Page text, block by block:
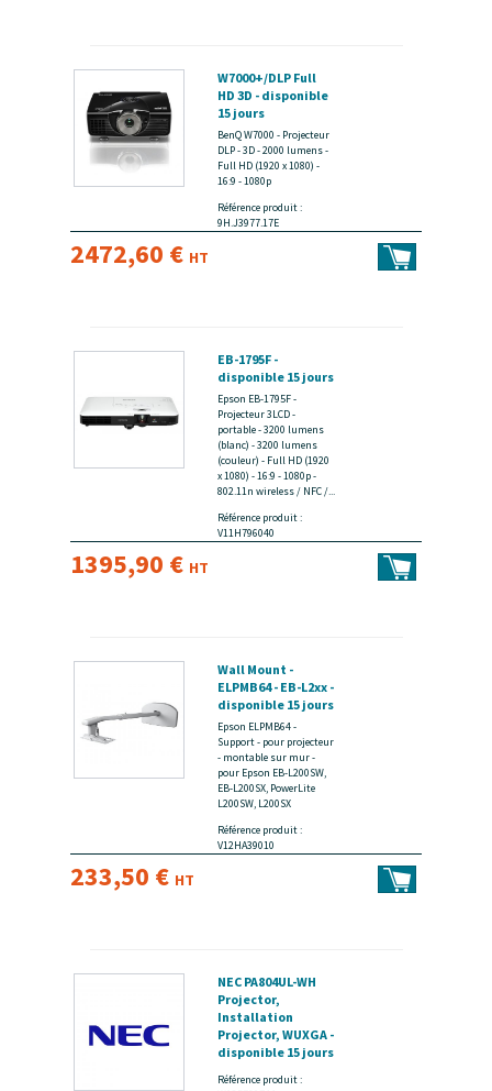
W7000+/DLP Full
HD 3D - disponible
15 jours
BenQ W7000 - Projecteur
DLP - 3D - 2000 lumens -
Full HD (1920 x 1080) -
16:9 - 1080p
Référence produit :
9H.J3977.17E
2472,60 € HT
EB-1795F -
disponible 15 jours
Epson EB-1795F -
Projecteur 3LCD -
portable - 3200 lumens
(blanc) - 3200 lumens
(couleur) - Full HD (1920
x 1080) - 16:9 - 1080p -
802.11n wireless / NFC /...
Référence produit :
V11H796040
1395,90 € HT
Wall Mount -
ELPMB64 - EB-L2xx -
disponible 15 jours
Epson ELPMB64 -
Support - pour projecteur
- montable sur mur -
pour Epson EB-L200SW,
EB-L200SX, PowerLite
L200SW, L200SX
Référence produit :
V12HA39010
233,50 € HT
NEC PA804UL-WH
Projector,
Installation
Projector, WUXGA -
disponible 15 jours
Référence produit :